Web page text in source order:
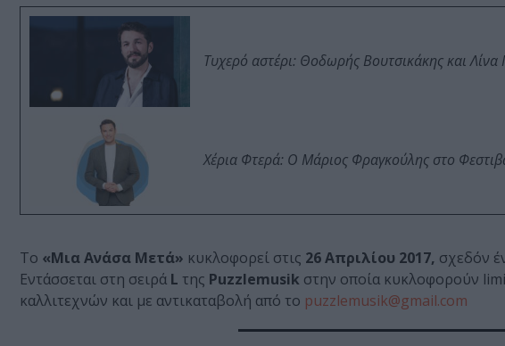
Τυχερό αστέρι: Θοδωρής Βουτσικάκης και
Χέρια Φτερά: Ο Μάριος Φραγκούλης στο
Το «Μια Ανάσα Μετά» κυκλοφορεί στις 26 Απριλίου 2017, σχεδόν
Εντάσσεται στη σειρά L της Puzzlemusik στην οποία κυκλοφορούν
καλλιτεχνών και με αντικαταβολή από το puzzlemusik@gmail.com